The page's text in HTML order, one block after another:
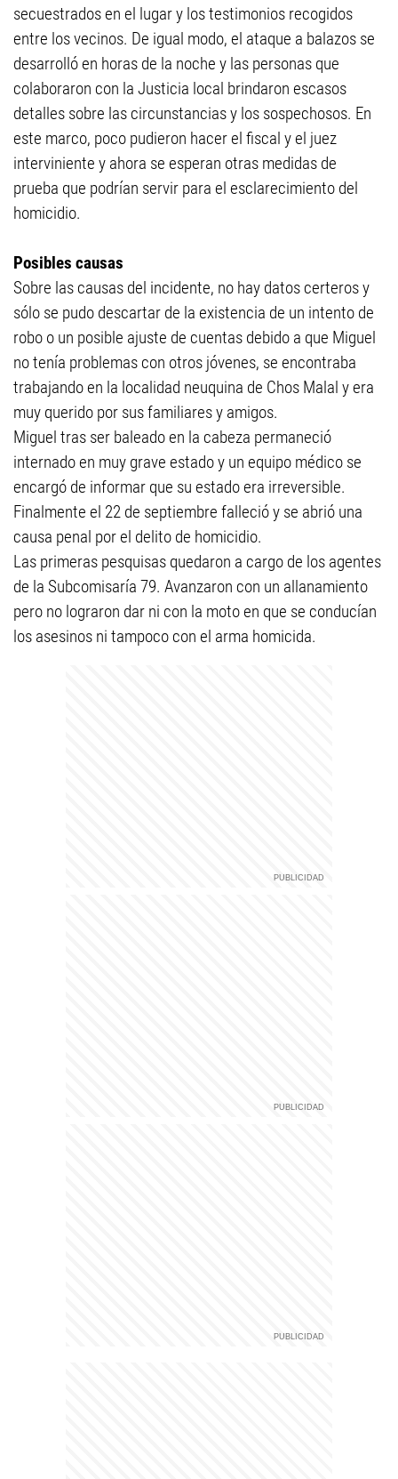
secuestrados en el lugar y los testimonios recogidos
entre los vecinos. De igual modo, el ataque a balazos se
desarrolló en horas de la noche y las personas que
colaboraron con la Justicia local brindaron escasos
detalles sobre las circunstancias y los sospechosos. En
este marco, poco pudieron hacer el fiscal y el juez
interviniente y ahora se esperan otras medidas de
prueba que podrían servir para el esclarecimiento del
homicidio.
Posibles causas
Sobre las causas del incidente, no hay datos certeros y
sólo se pudo descartar de la existencia de un intento de
robo o un posible ajuste de cuentas debido a que Miguel
no tenía problemas con otros jóvenes, se encontraba
trabajando en la localidad neuquina de Chos Malal y era
muy querido por sus familiares y amigos.
Miguel tras ser baleado en la cabeza permaneció
internado en muy grave estado y un equipo médico se
encargó de informar que su estado era irreversible.
Finalmente el 22 de septiembre falleció y se abrió una
causa penal por el delito de homicidio.
Las primeras pesquisas quedaron a cargo de los agentes
de la Subcomisaría 79. Avanzaron con un allanamiento
pero no lograron dar ni con la moto en que se conducían
los asesinos ni tampoco con el arma homicida.